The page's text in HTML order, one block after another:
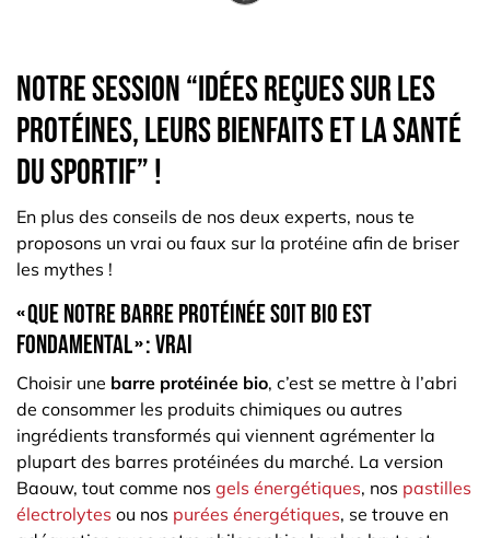
Notre session “idées reçues sur les
protéines, leurs bienfaits et la santé
du sportif” !
En plus des conseils de nos deux experts, nous te
proposons un vrai ou faux sur la protéine afin de briser
les mythes !
« Que notre barre protéinée soit bio est
fondamental » : vrai
Choisir une barre protéinée bio, c’est se mettre à l’abri
de consommer les produits chimiques ou autres
ingrédients transformés qui viennent agrémenter la
plupart des barres protéinées du marché. La version
Baouw, tout comme nos gels énergétiques, nos pastilles
électrolytes ou nos purées énergétiques, se trouve en